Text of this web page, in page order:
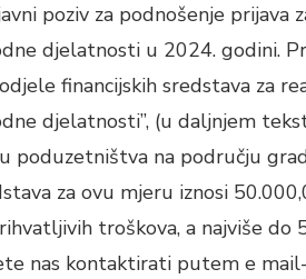
poziv za podnošenje prijava
djelatnosti u 2024. godini.
financijskih sredstava za
djelatnosti”, (u daljnjem
poduzetništva na području
za ovu mjeru iznosi
troškova, a najviše do
nas kontaktirati putem e